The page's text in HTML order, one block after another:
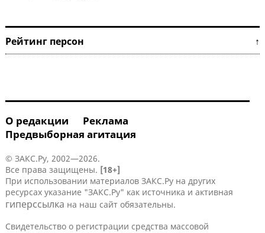
Рейтинг персон ↑
О редакции
Реклама
Предвыборная агитация
© ЗАКС.Ру, 2002—2026.
Все права защищены. [18+]
При использовании материалов ЗАКС.Ру на других
ресурсах указание "ЗАКС.Ру" как источника и активная
гиперссылка на наш сайт обязательны.
Свидетельство о регистрации средства массовой